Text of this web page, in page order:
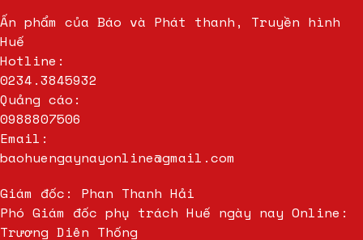
Ấn phẩm của Báo và Phát thanh, Truyền hình
Huế
Hotline:
0234.3845932
Quảng cáo:
0988807506
Email:
baohuengaynayonline@gmail.com
Giám đốc: Phan Thanh Hải
Phó Giám đốc phụ trách Huế ngày nay Online:
Trương Diên Thống